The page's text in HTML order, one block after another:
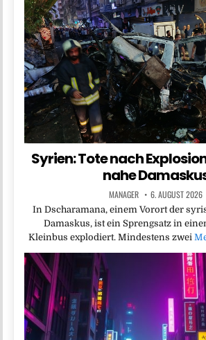
Syrien: Tote nach
nahe
MANAGER 6. AUGUST 2026
In Dscharamana, einem Vorort der
Damaskus, ist ein Sprengsatz in
Kleinbus explodiert. Mindestens zwei